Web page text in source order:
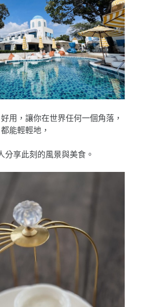
用，讓你在世界任何一個角落，
都能輕輕地，
分享此刻的風景與美食。